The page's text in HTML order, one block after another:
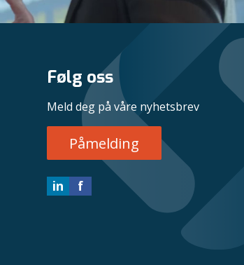
Følg oss
Meld deg på våre nyhetsbrev
Påmelding
in f